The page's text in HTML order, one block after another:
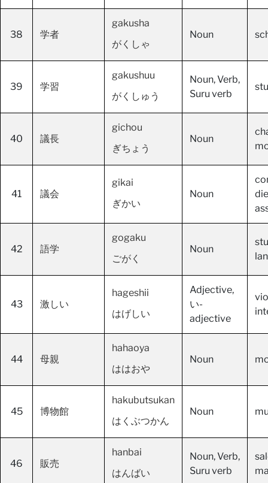
38 学者
gakusha
がくしゃ
Noun
39 学習
gakushuu
がくしゅう
Noun, Verb,
Suru verb
40 議長
gichou
ぎちょう
Noun
41 議会
gikai
ぎかい
Noun
42 語学
gogaku
ごがく
Noun
43 激しい
hageshii
はげしい
Adjective,
い-
adjective
44 母親
hahaoya
ははおや
Noun
45 博物館
hakubutsukan
はくぶつかん
Noun
46 販売
hanbai
はんばい
Noun, Verb,
Suru verb